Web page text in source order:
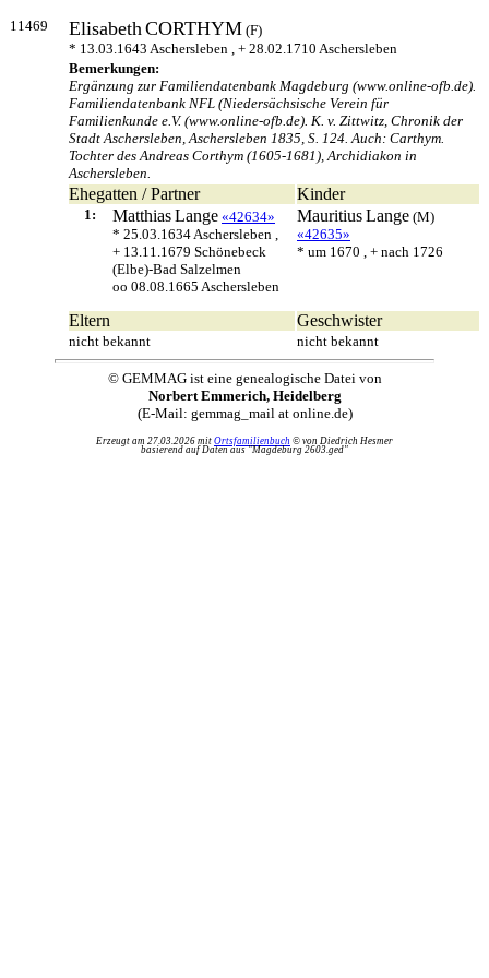
11469 ElisabethCORTHYM (F)
* 13.03.1643 Aschersleben , + 28.02.1710 Aschersleben
Bemerkungen:
Ergänzung zur Familiendatenbank Magdeburg (www.online-ofb.de).
Familiendatenbank NFL (Niedersächsische Verein für
Familienkunde e.V. (www.online-ofb.de). K. v. Zittwitz, Chronik der
Stadt Aschersleben, Aschersleben 1835, S. 124. Auch: Carthym.
Tochter des Andreas Corthym (1605-1681), Archidiakon in
Aschersleben.
Ehegatten / Partner Kinder
1: MatthiasLange «42634»
* 25.03.1634 Aschersleben ,
+ 13.11.1679 Schönebeck
(Elbe)-Bad Salzelmen
oo 08.08.1665 Aschersleben
MauritiusLange (M)
«42635»
* um 1670 , + nach 1726
Eltern Geschwister
nicht bekannt nicht bekannt
© GEMMAG ist eine genealogische Datei von
Norbert Emmerich, Heidelberg
(E-Mail: gemmag_mail at online.de)
Erzeugt am 27.03.2026 mit Ortsfamilienbuch © von Diedrich Hesmer
basierend auf Daten aus "Magdeburg 2603.ged"